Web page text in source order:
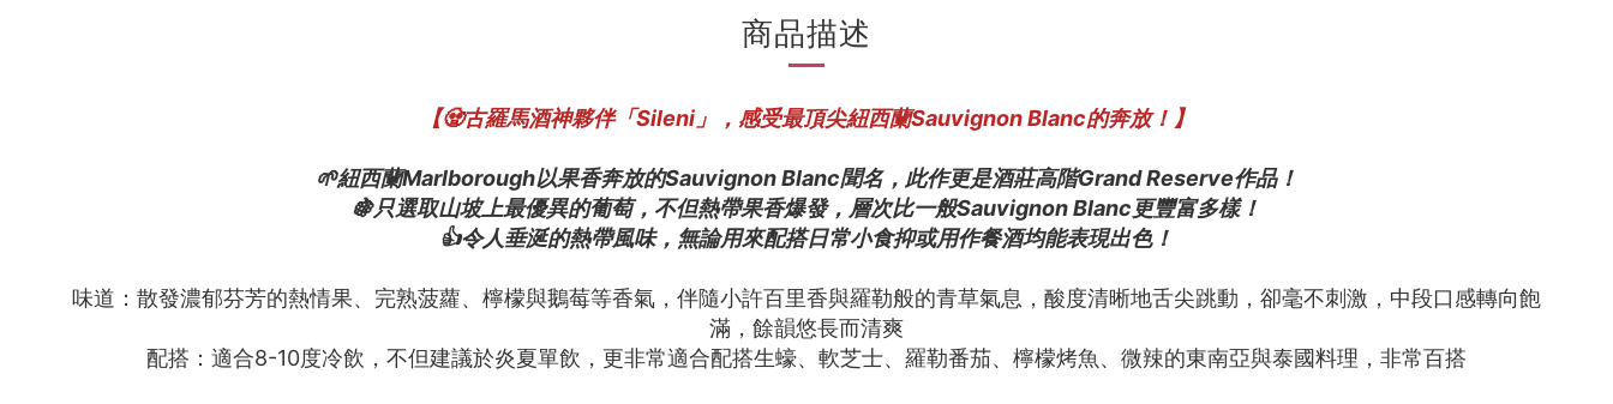
商品描述
【🧟古羅馬酒神夥伴「Sileni」，感受最頂尖紐西蘭Sauvignon Blanc的奔放！】
🌱紐西蘭Marlborough以果香奔放的Sauvignon Blanc聞名，此作更是酒莊高階Grand Reserve作品！
🍇只選取山坡上最優異的葡萄，不但熱帶果香爆發，層次比一般Sauvignon Blanc更豐富多樣！
👍令人垂涎的熱帶風味，無論用來配搭日常小食抑或用作餐酒均能表現出色！
味道：散發濃郁芬芳的熱情果、完熟菠蘿、檸檬與鵝莓等香氣，伴隨小許百里香與羅勒般的青草氣息，酸度清晰地舌尖跳動，卻毫不刺激，中段口感轉向飽
滿，餘韻悠長而清爽
配搭：適合8-10度冷飲，不但建議於炎夏單飲，更非常適合配搭生蠔、軟芝士、羅勒番茄、檸檬烤魚、微辣的東南亞與泰國料理，非常百搭